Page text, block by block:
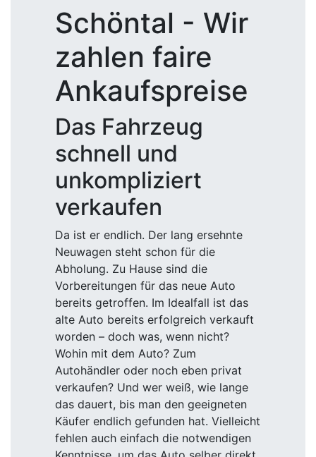
Schöntal - Wir
zahlen faire
Ankaufspreise
Das Fahrzeug
schnell und
unkompliziert
verkaufen
Da ist er endlich. Der lang ersehnte
Neuwagen steht schon für die
Abholung. Zu Hause sind die
Vorbereitungen für das neue Auto
bereits getroffen. Im Idealfall ist das
alte Auto bereits erfolgreich verkauft
worden – doch was, wenn nicht?
Wohin mit dem Auto? Zum
Autohändler oder noch eben privat
verkaufen? Und wer weiß, wie lange
das dauert, bis man den geeigneten
Käufer endlich gefunden hat. Vielleicht
fehlen auch einfach die notwendigen